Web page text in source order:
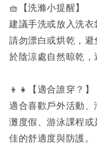
🧺【洗滌小提醒】
建議手洗或放入洗衣
請勿漂白或烘乾，避
於陰涼處自然晾乾，
👦👧【適合誰穿？】
適合喜歡戶外活動
灘度假、游泳課程
佳的舒適度與防護。